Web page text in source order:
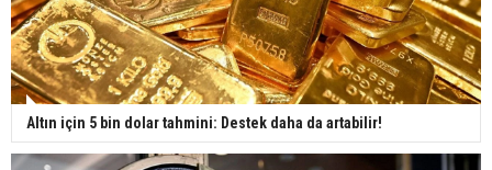
Altın için 5 bin dolar tahmini: Destek daha da artabilir!